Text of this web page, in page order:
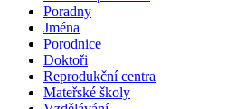
Poradny
Jména
Porodnice
Doktoři
Reprodukční centra
Mateřské školy